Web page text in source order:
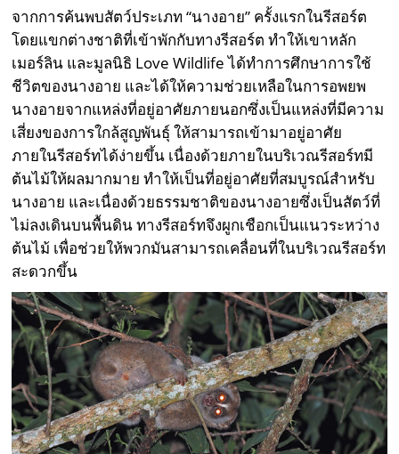
จากการค้นพบสัตว์ประเภท “นางอาย” ครั้งแรกในรีสอร์ต
โดยแขกต่างชาติที่เข้าพักกับทางรีสอร์ต ทำให้เขาหลัก
เมอร์ลิน และมูลนิธิ Love Wildlife ได้ทำการศึกษาการใช้
ชีวิตของนางอาย และได้ให้ความช่วยเหลือในการอพยพ
นางอายจากแหล่งที่อยู่อาศัยภายนอกซึ่งเป็นแหล่งที่มีความ
เสี่ยงของการใกล้สูญพันธุ์ ให้สามารถเข้ามาอยู่อาศัย
ภายในรีสอร์ทได้ง่ายขึ้น เนื่องด้วยภายในบริเวณรีสอร์ทมี
ต้นไม้ให้ผลมากมาย ทำให้เป็นที่อยู่อาศัยที่สมบูรณ์สำหรับ
นางอาย และเนื่องด้วยธรรมชาติของนางอายซึ่งเป็นสัตว์ที่
ไม่ลงเดินบนพื้นดิน ทางรีสอร์ทจึงผูกเชือกเป็นแนวระหว่าง
ต้นไม้ เพื่อช่วยให้พวกมันสามารถเคลื่อนที่ในบริเวณรีสอร์ท
สะดวกขึ้น